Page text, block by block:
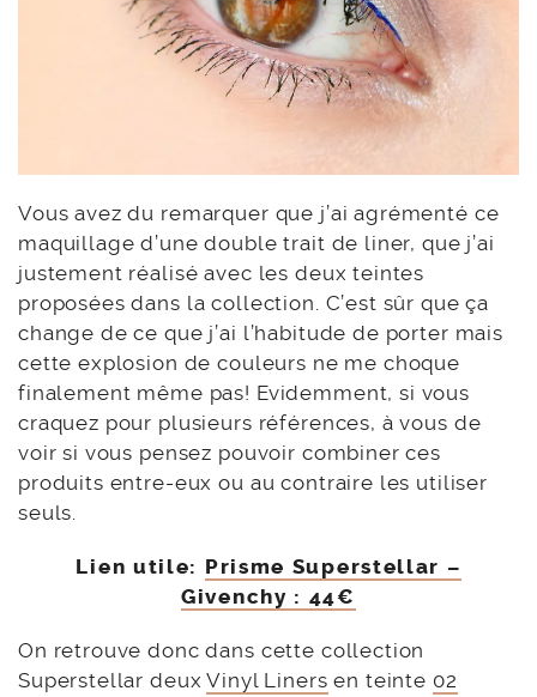
Vous avez du remarquer que j’ai agrémenté ce
maquillage d’une double trait de liner, que j’ai
justement réalisé avec les deux teintes
proposées dans la collection. C’est sûr que ça
change de ce que j’ai l’habitude de porter mais
cette explosion de couleurs ne me choque
finalement même pas! Evidemment, si vous
craquez pour plusieurs références, à vous de
voir si vous pensez pouvoir combiner ces
produits entre-eux ou au contraire les utiliser
seuls.
Lien utile: Prisme Superstellar –
Givenchy : 44€
On retrouve donc dans cette collection
Superstellar deuxVinyl Liners en teinte 02